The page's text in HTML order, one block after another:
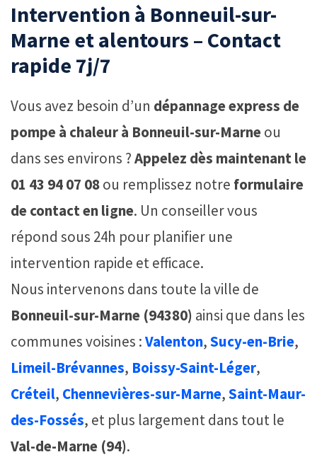
Intervention à Bonneuil-sur-
Marne et alentours – Contact
rapide 7j/7
Vous avez besoin d’un dépannage express de
pompe à chaleur à Bonneuil-sur-Marneou
dans ses environs ?Appelez dès maintenant le
01 43 94 07 08ou remplissez notre formulaire
de contact en ligne. Un conseiller vous
répond sous 24h pour planifier une
intervention rapide et efficace.
Nous intervenons dans toute la ville de
Bonneuil-sur-Marne (94380) ainsi que dans les
communes voisines :Valenton,Sucy-en-Brie,
Limeil-Brévannes, Boissy-Saint-Léger,
Créteil, Chennevières-sur-Marne,Saint-Maur-
des-Fossés, et plus largement dans tout le
Val-de-Marne (94).